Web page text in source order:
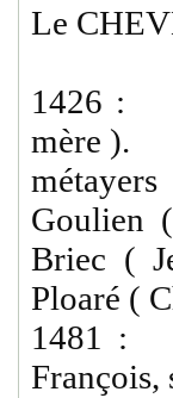
Le
1426 :
mère ).
Goulien
Briec (
Ploaré (
1481 :
François,